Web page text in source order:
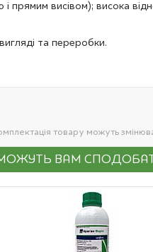
і прямим висівом); висока
та переробки.
товару можуть
ВАМ